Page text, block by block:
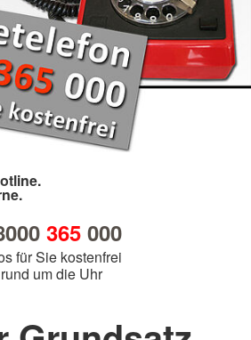
365000
für Sie kostenfrei
rund um die Uhr